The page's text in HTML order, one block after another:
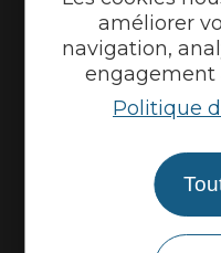
améliorer
navigation,
engagement
Politique
Marque